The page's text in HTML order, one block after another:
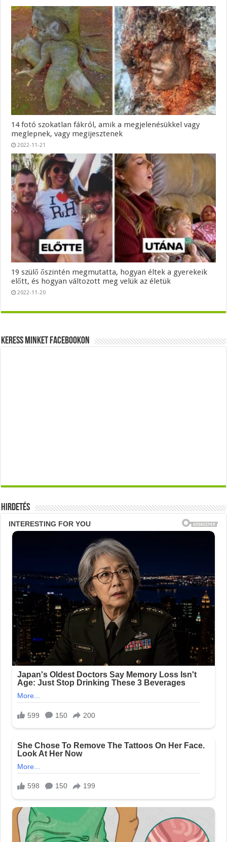
14 fotó szokatlan fákról, amik a megjelenésükkel vagy
meglepnek, vagy megijesztenek
2022-11-21
19 szülő őszintén megmutatta, hogyan éltek a gyerekeik
előtt, és hogyan változott meg velük az életük
2022-11-20
Keress minket Facebookon
Hirdetés